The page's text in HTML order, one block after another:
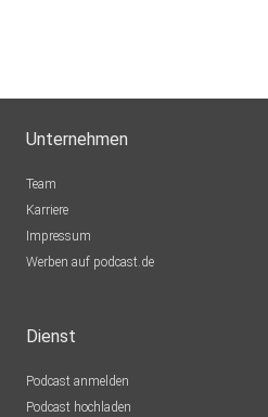
Unternehmen
Team
Karriere
Impressum
Werben auf podcast.de
Dienst
Podcast anmelden
Podcast hochladen